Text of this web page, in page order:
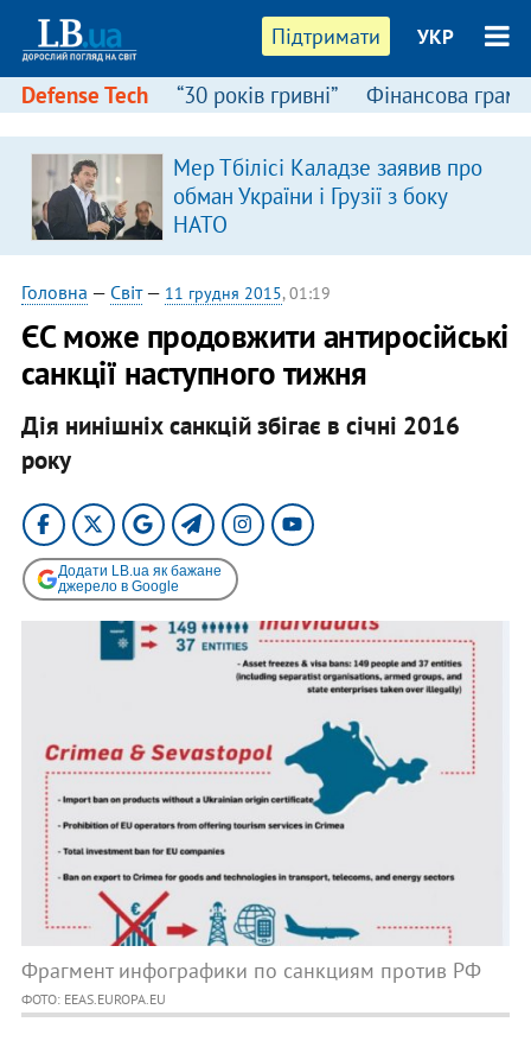
Підтримати УКР
Defense Tech “30 років гривні” Фінансова
Мер Тбілісі Каладзе заявив про
обман України і Грузії з боку
НАТО
Головна — Світ— 11 грудня 2015, 01:19
ЄС може продовжити антиросійські
санкції наступного тижня
Дія нинішніх санкцій збігає в січні 2016
року
Додати LB.ua як бажане
джерело в Google
Фрагмент инфографики по санкциям против РФ
ФОТО: EEAS.EUROPA.EU